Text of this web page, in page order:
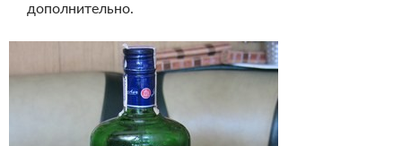
дополнительно.